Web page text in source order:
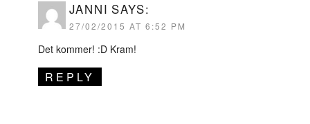
JANNI SAYS:
27/02/2015 AT 6:52 PM
Det kommer! :D Kram!
REPLY